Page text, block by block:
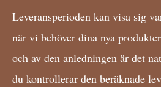
Leveransperioden kan visa sig
när vi behöver dina nya
och av den anledningen är det
du kontrollerar den beräknade